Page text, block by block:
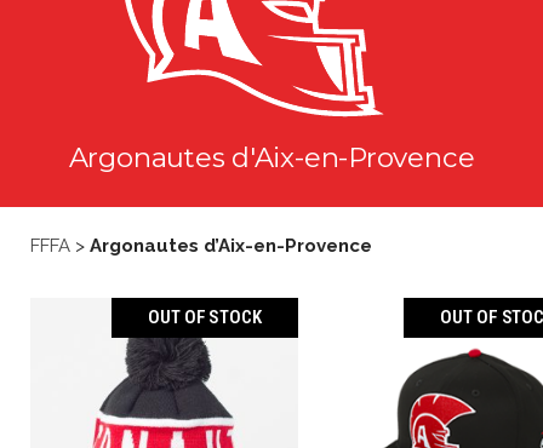
Argonautes d'Aix-en-Provence
FFFA > Argonautes d’Aix-en-Provence
OUT OF STOCK OUT OF